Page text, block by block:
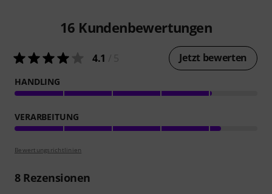
16 Kundenbewertungen
4.1 Jetzt bewerten
HANDLING
VERARBEITUNG
Bewertungsrichtlinien
8Rezensionen